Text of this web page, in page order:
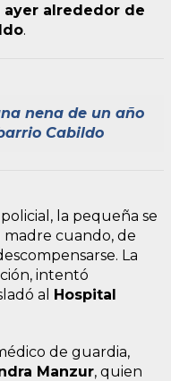
ayer alrededor de
.
nena de un año
Cabildo
la pequeña se
cuando, de
La
intentó
al Hospital
de guardia,
Manzur, quien